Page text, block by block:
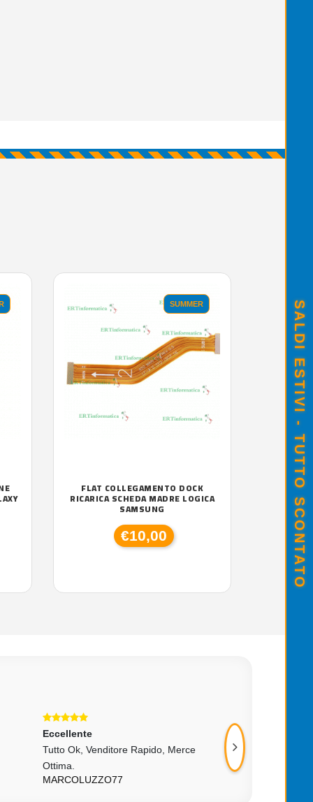
SUMMER
FLAT COLLEGAMENTO DOCK
RICARICA SCHEDA MADRE LOGICA
SAMSUNG
€10,00
Eccellente
Tutto Ok, Venditore Rapido, Merce
Ottima.
MARCOLUZZO77
Eccellente
Ottimo, Se La
Protetta Da Una
SALDI ESTIVI - TUTTO SCONTATO